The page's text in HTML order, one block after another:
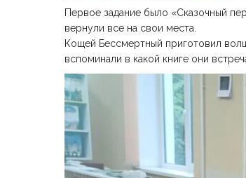
Первое задание было «Сказочный
вернули все на свои места.
Кощей Бессмертный приготовил
вспоминали в какой книге они